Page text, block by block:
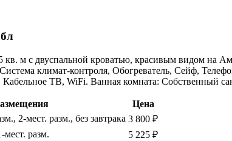
м с двуспальной кроватью, красивым видом на
климат-контроля, Обогреватель, Сейф,
ТВ, WiFi. Ванная комната: Собственный
Цена
2-мест. разм., без завтрака 3 800 ₽
мест. разм.
5 225 ₽